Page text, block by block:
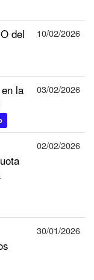
del
10/02/2026
la
03/02/2026
02/02/2026
30/01/2026